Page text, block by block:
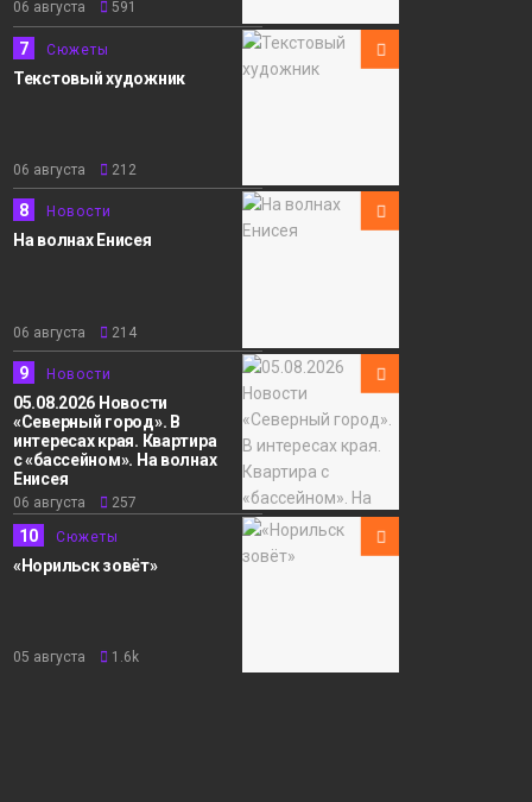
06 августа 591
7 Сюжеты
Текстовый художник
06 августа 212
8 Новости
На волнах Енисея
06 августа 214
9 Новости
05.08.2026 Новости
«Северный город». В
интересах края. Квартира
с «бассейном». На волнах
Енисея
06 августа 257
10 Сюжеты
«Норильск зовёт»
05 августа 1.6k